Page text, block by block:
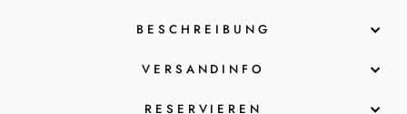
BESCHREIBUNG
VERSANDINFO
RESERVIEREN